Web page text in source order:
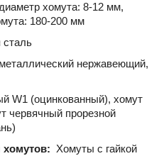
хомута: 8-12 мм,
180-200 мм
нержавеющий,
W1 (оцинкованный), хомут
червячный прорезной
Хомуты с гайкой